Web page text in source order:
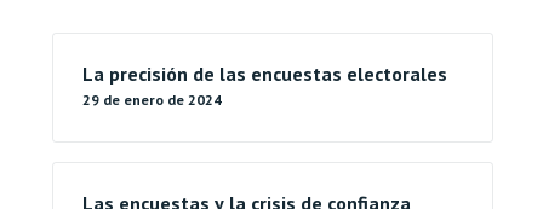
La precisión de las encuestas electorales
29 de enero de 2024
Las encuestas y la crisis de confianza